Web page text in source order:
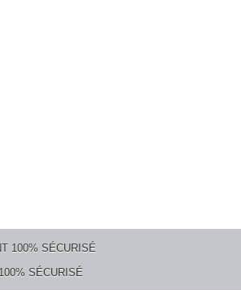
SÉCURISÉ